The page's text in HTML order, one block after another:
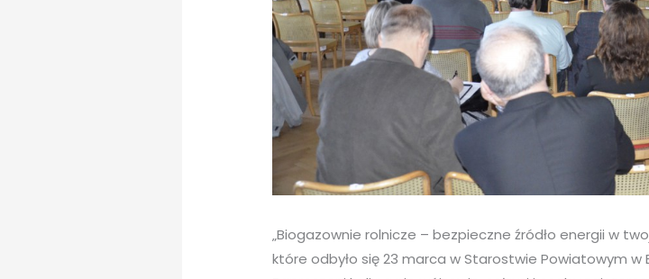
„Biogazownie rolnicze – bezpieczne źródło energii w
które odbyło się 23 marca w Starostwie Powiatowym w